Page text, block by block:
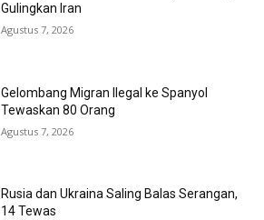
Gulingkan Iran
Agustus 7, 2026
Gelombang Migran Ilegal ke Spanyol
Tewaskan 80 Orang
Agustus 7, 2026
Rusia dan Ukraina Saling Balas Serangan,
14 Tewas